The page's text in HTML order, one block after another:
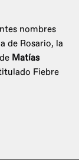
nombres
de Rosario, la
Matías
Fiebre